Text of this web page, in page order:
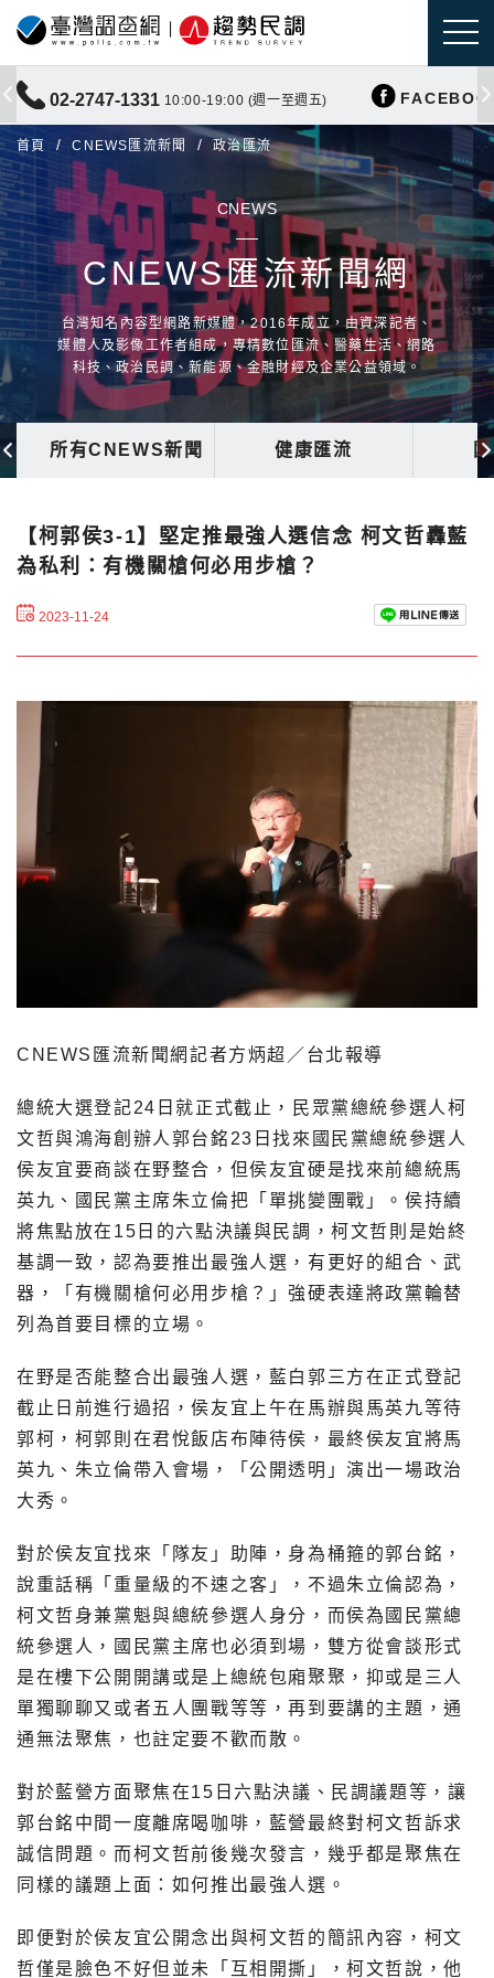
02-2747-1331 10:00-19:00 (週一至週五)
首頁 CNEWS匯流新聞 政治匯流
CNEWS
CNEWS匯流新聞網
台灣知名內容型網路新媒體，2016年成立，由資深記者、
媒體人及影像工作者組成，專精數位匯流、醫藥生活、網路
科技、政治民調、新能源、金融財經及企業公益領域。
所有CNEWS新聞 健康匯流
【柯郭侯3-1】堅定推最強人選信念 柯文哲轟藍
為私利：有機關槍何必用步槍？
2023-11-24
CNEWS匯流新聞網記者方炳超／台北報導
總統大選登記24日就正式截止，民眾黨總統參選人柯
文哲與鴻海創辦人郭台銘23日找來國民黨總統參選人
侯友宜要商談在野整合，但侯友宜硬是找來前總統馬
英九、國民黨主席朱立倫把「單挑變團戰」。侯持續
將焦點放在15日的六點決議與民調，柯文哲則是始終
基調一致，認為要推出最強人選，有更好的組合、武
器，「有機關槍何必用步槍？」強硬表達將政黨輪替
列為首要目標的立場。
在野是否能整合出最強人選，藍白郭三方在正式登記
截止日前進行過招，侯友宜上午在馬辦與馬英九等待
郭柯，柯郭則在君悅飯店布陣待侯，最終侯友宜將馬
英九、朱立倫帶入會場，「公開透明」演出一場政治
大秀。
對於侯友宜找來「隊友」助陣，身為桶箍的郭台銘，
說重話稱「重量級的不速之客」，不過朱立倫認為，
柯文哲身兼黨魁與總統參選人身分，而侯為國民黨總
統參選人，國民黨主席也必須到場，雙方從會談形式
是在樓下公開開講或是上總統包廂聚聚，抑或是三人
單獨聊聊又或者五人團戰等等，再到要講的主題，通
通無法聚焦，也註定要不歡而散。
對於藍營方面聚焦在15日六點決議、民調議題等，讓
郭台銘中間一度離席喝咖啡，藍營最終對柯文哲訴求
誠信問題。而柯文哲前後幾次發言，幾乎都是聚焦在
同樣的議題上面：如何推出最強人選。
即便對於侯友宜公開念出與柯文哲的簡訊內容，柯文
哲僅是臉色不好但並未「互相開撕」，柯文哲說，他